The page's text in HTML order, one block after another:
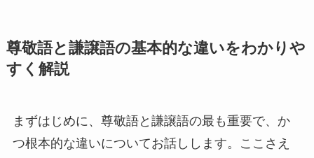
尊敬語と謙譲語の基本的な違いをわかりや
すく解説
まずはじめに、尊敬語と謙譲語の最も重要で、か
つ根本的な違いについてお話しします。ここさえ